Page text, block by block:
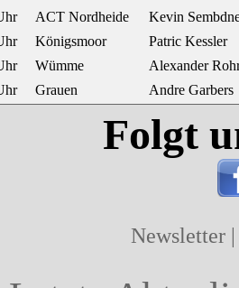
ACT Nordheide
Kevin
Königsmoor
Patric Kessler
Wümme
Alexander
Grauen Andre Garbers
Folgt
Newsletter